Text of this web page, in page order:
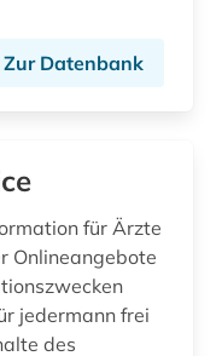
Zur Datenbank
für Ärzte
Onlineangebote
jedermann frei
des